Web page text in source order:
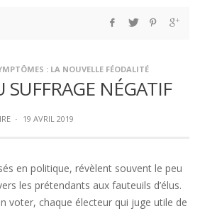
: LA NOUVELLE FÉODALITÉ
SUFFRAGE NÉGATIF
· 19 AVRIL 2019
en politique, révèlent souvent le peu
les prétendants aux fauteuils d’élus.
voter, chaque électeur qui juge utile de